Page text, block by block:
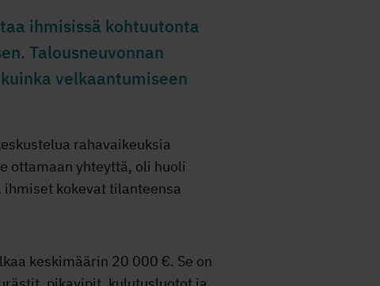
ihmisissä kohtuutonta
Talousneuvonnan
velkaantumiseen
rahavaikeuksia
ottamaan yhteyttä, oli huoli
kokevat tilanteensa
keskimäärin 20 000 €. Se on